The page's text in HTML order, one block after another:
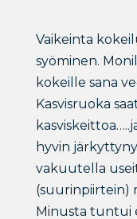
Vaikeinta
syöminen.
kokeille sana
Kasvisruoka
hyvin
vakuutella
(suurinpiirtein)
Minusta tuntui